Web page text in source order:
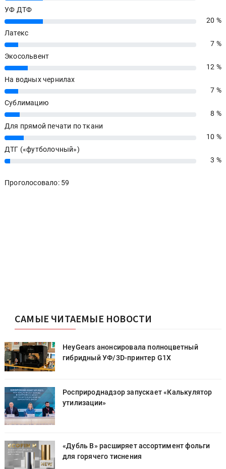
УФ ДТФ
20%
20 %
Латекс
7%
7 %
Экосольвент
12%
12 %
На водных чернилах
7%
7 %
Сублимацию
8%
8 %
Для прямой печати по ткани
10%
10 %
ДТГ («футболочный»)
3% 3 %
Проголосовало: 59
САМЫЕ ЧИТАЕМЫЕ НОВОСТИ
HeyGears анонсировала полноцветный
гибридный УФ/3D-принтер G1X
Росприроднадзор запускает «Калькулятор
утилизации»
«Дубль В» расширяет ассортимент фольги
для горячего тиснения